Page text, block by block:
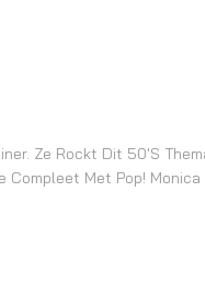
Ze Rockt Dit 50's
Met Pop! Monica